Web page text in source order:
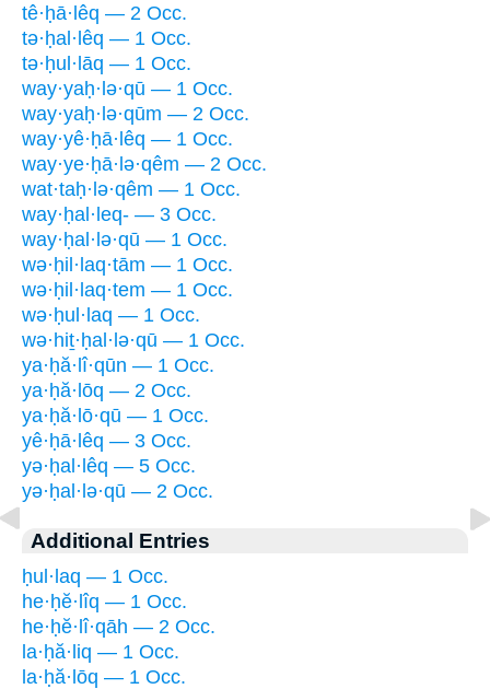
tê·ḥā·lêq — 2 Occ.
tə·ḥal·lêq — 1 Occ.
tə·ḥul·lāq — 1 Occ.
way·yaḥ·lə·qū — 1 Occ.
way·yaḥ·lə·qūm — 2 Occ.
way·yê·ḥā·lêq — 1 Occ.
way·ye·ḥā·lə·qêm — 2 Occ.
wat·taḥ·lə·qêm — 1 Occ.
way·ḥal·leq- — 3 Occ.
way·ḥal·lə·qū — 1 Occ.
wə·ḥil·laq·tām — 1 Occ.
wə·ḥil·laq·tem — 1 Occ.
wə·ḥul·laq — 1 Occ.
wə·hiṯ·ḥal·lə·qū — 1 Occ.
ya·ḥă·lî·qūn — 1 Occ.
ya·ḥă·lōq — 2 Occ.
ya·ḥă·lō·qū — 1 Occ.
yê·ḥā·lêq — 3 Occ.
yə·ḥal·lêq — 5 Occ.
yə·ḥal·lə·qū — 2 Occ.
Additional Entries
ḥul·laq — 1 Occ.
he·ḥĕ·lîq — 1 Occ.
he·ḥĕ·lî·qāh — 2 Occ.
la·ḥă·liq — 1 Occ.
la·ḥă·lōq — 1 Occ.